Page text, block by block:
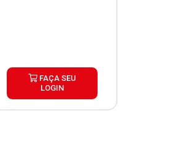
FAÇA SEU
LOGIN